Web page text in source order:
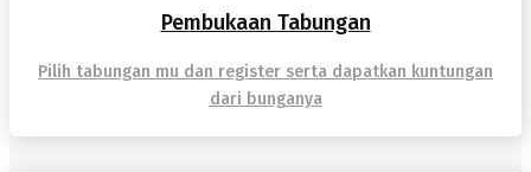
Pembukaan Tabungan
Pilih tabungan mu dan register serta dapatkan kuntungan
dari bunganya